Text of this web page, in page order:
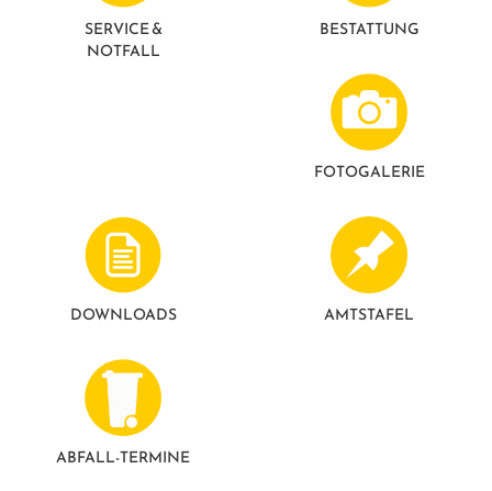
ANSPRECHPARTNER
GESUNDE GEMEINDE
SERVICE &
NOTFALL
BESTATTUNG
FOTO­GALERIE
DOWNLOADS AMTSTAFEL
ABFALL-TERMINE